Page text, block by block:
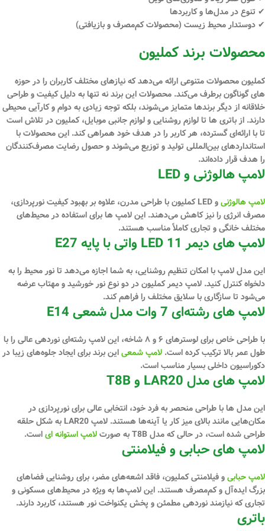
✔ تنوع در مدل‌ها و کاربردها
✔ دوستدار محیط زیست (محصولات کم‌مصرف و بازیافتی)
محصولات برند کملیون
کملیون محصولات متنوعی ارائه می‌دهد که نیازهای مختلف کاربران را در حوزه
‌های گوناگون برطرف می‌کند. محصولات این برند نه تنها به دلیل کیفیت و طراحی
خلاقانه از دیگر برندها متمایز می‌شوند، بلکه توجه زیادی به دوام و کارآیی محیطی
دارند. از باتری ‌ها تا لوازم روشنایی و لوازم جانبی موبایل، کملیون در تلاش است
تا با ارائه‌ای گسترده، هر کاربر را در هدف خود همراهی کند. این محصولات با
استانداردهای بین‌المللی تولید و توزیع می‌شوند و حصول رضایت مصرف‌کنندگان
را هدف قرار داده‌اند.
لامپ هالوژنی و LED
لامپ‌ هالوژنی
و LED کملیون با طراحی مدرن، علاوه بر بهبود کیفیت نورپردازی،
مصرف انرژی را نیز کاهش می‌دهند. این لامپ ‌ها برای استفاده در محیط‌های
مختلف خانگی و تجاری کاملاً مناسب هستند.
لامپ های دیمر LED 11 واتی با پایه E27
این مدل لامپ با امکان تنظیم روشنایی، به شما اجازه می‌دهد تا نور محیط را به
دلخواه کنترل کنید. لامپ دیمر کملیون در دو نوع نور خورشید و مهتاب عرضه
می‌شود تا سازگاری با سلایق مختلف را فراهم کند.
لامپ های رشته‌ای 7 وات مدل شمعی E14
با طراحی خاص برای لوسترهای ۶ و ۸ شاخه، این لامپ رشته‌ای نوردهی عالی را با
طول عمر بالا ترکیب کرده است. لامپ شمعیاین برند برای ایجاد جلوه‌های زیبا در
دکوراسیون داخلی بسیار مناسب است.
لامپ های مدل LAR20 و T8B
این مدل ‌ها با طراحی منحصر به فرد خود، انتخابی عالی برای نورپردازی در
مکان‌هایی مانند بالای میز کار یا آینه‌ها هستند. لامپ LAR20 به شکل حلقه
طراحی شده است، در حالی که مدل T8B به صورت
لامپ استوانه‌ ایاست.
لامپ ‌های حبابی و فیلامنتی
لامپ حبابیو فیلامنتی کملیون، فاقد اشعه‌های مضر، برای روشنایی فضاهای
بزرگ ایده‌آل و کم‌مصرف هستند. این لامپ‌ها به ویژه در محیط‌های مسکونی و
تجاری که نیازمند نوردهی مطمئن و پخش یکنواخت نور هستند، کاربرد دارند.
باتری